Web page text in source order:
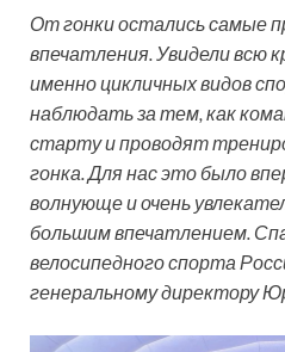
От гонки остались самые
впечатления. Увидели всю
именно цикличных видов
наблюдать за тем, как
старту и проводят
гонка. Для нас это было
волнующе и очень
большим впечатлением.
велосипедного спорта
генеральному директору